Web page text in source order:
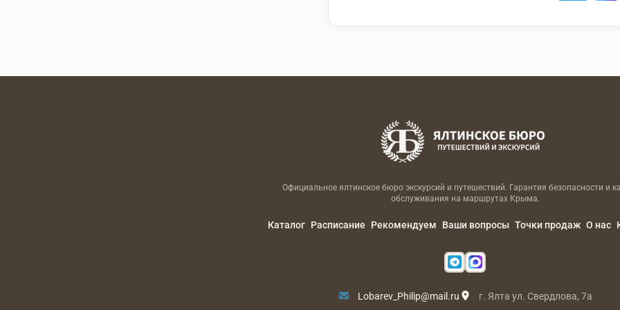
Официальное ялтинское бюро экскурсий и путешествий. Гарантия безопасности и
обслуживания на маршрутах Крыма.
Каталог Расписание Рекомендуем Ваши вопросы Точки продаж О нас
Lobarev_Philip@mail.ru г. Ялта ул. Свердлова, 7а